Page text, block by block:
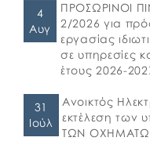
4
Αυγ
ΠΡΟΣΩΡΙΝΟΙ
2/2026 για
εργασίας
σε υπηρεσίες
έτους 2026-
31
Ιούλ
Ανοικτός
εκτέλεση των
ΤΩΝ